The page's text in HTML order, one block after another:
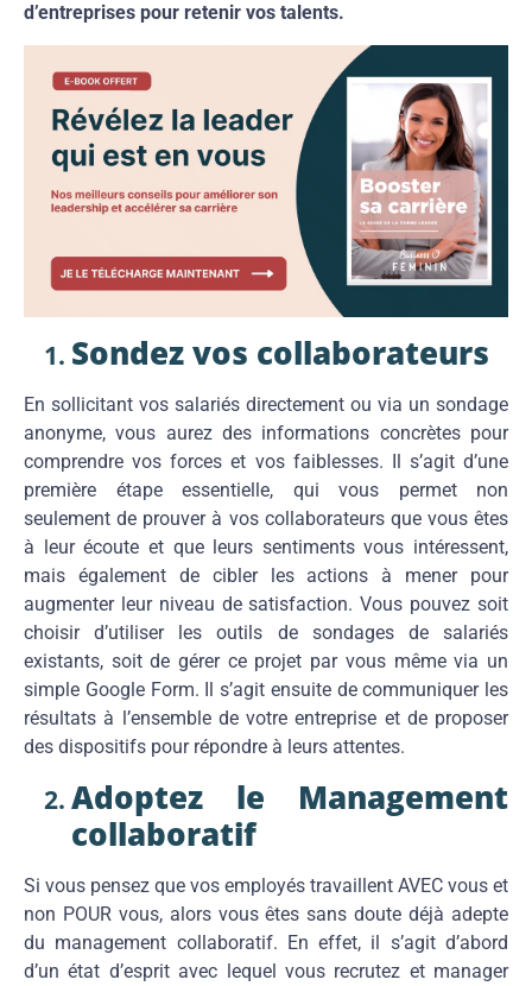
d’entreprises pour retenir vos talents.
Sondez vos collaborateurs
En sollicitant vos salariés directement ou via un sondage
anonyme, vous aurez des informations concrètes pour
comprendre vos forces et vos faiblesses. Il s’agit d’une
première étape essentielle, qui vous permet non
seulement de prouver à vos collaborateurs que vous êtes
à leur écoute et que leurs sentiments vous intéressent,
mais également de cibler les actions à mener pour
augmenter leur niveau de satisfaction. Vous pouvez soit
choisir d’utiliser les outils de sondages de salariés
existants, soit de gérer ce projet par vous même via un
simple Google Form. Il s’agit ensuite de communiquer les
résultats à l’ensemble de votre entreprise et de proposer
des dispositifs pour répondre à leurs attentes.
Adoptez le Management
collaboratif
Si vous pensez que vos employés travaillent AVEC vous et
non POUR vous, alors vous êtes sans doute déjà adepte
du management collaboratif. En effet, il s’agit d’abord
d’un état d’esprit avec lequel vous recrutez et manager